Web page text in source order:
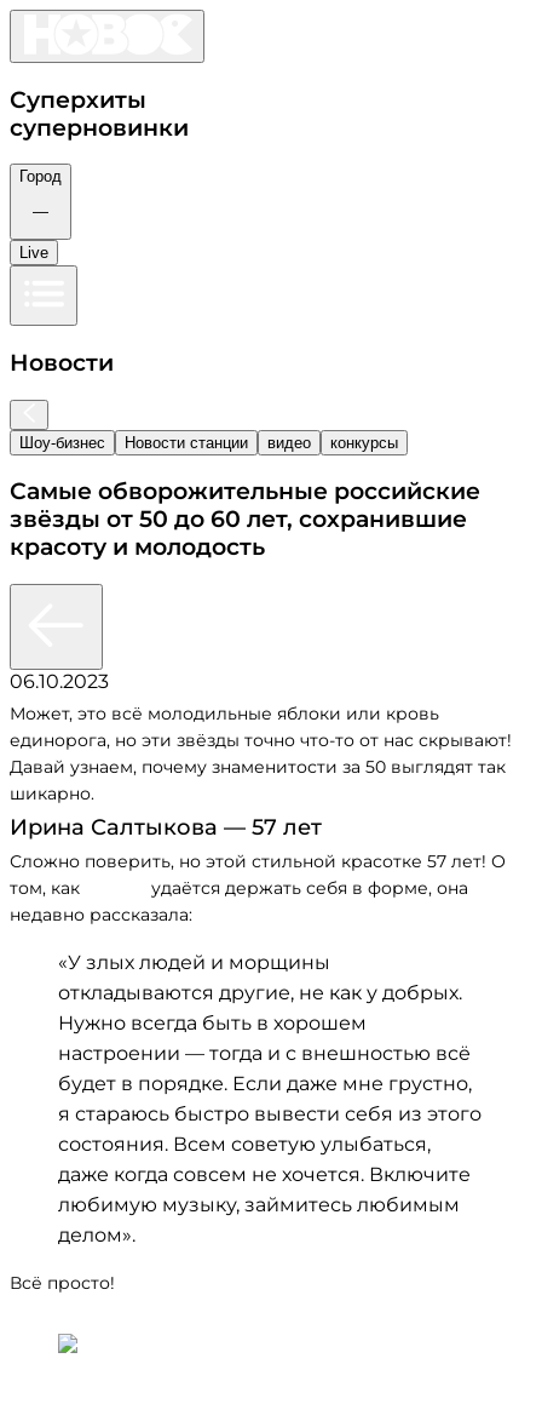
Суперхиты
суперновинки
Город
—
Live
Новости
Шоу-бизнес Новости станции видео конкурсы
Самые обворожительные российские
звёзды от 50 до 60 лет, сохранившие
красоту и молодость
06.10.2023
Может, это всё молодильные яблоки или кровь
единорога, но эти звёзды точно что-то от нас скрывают!
Давай узнаем, почему знаменитости за 50 выглядят так
шикарно.
Ирина Салтыкова — 57 лет
Сложно поверить, но этой стильной красотке 57 лет! О
том, как
удаётся держать себя в форме, она
недавно рассказала:
«У злых людей и морщины
откладываются другие, не как у добрых.
Нужно всегда быть в хорошем
настроении — тогда и с внешностью всё
будет в порядке. Если даже мне грустно,
я стараюсь быстро вывести себя из этого
состояния. Всем советую улыбаться,
даже когда совсем не хочется. Включите
любимую музыку, займитесь любимым
делом».
Всё просто!